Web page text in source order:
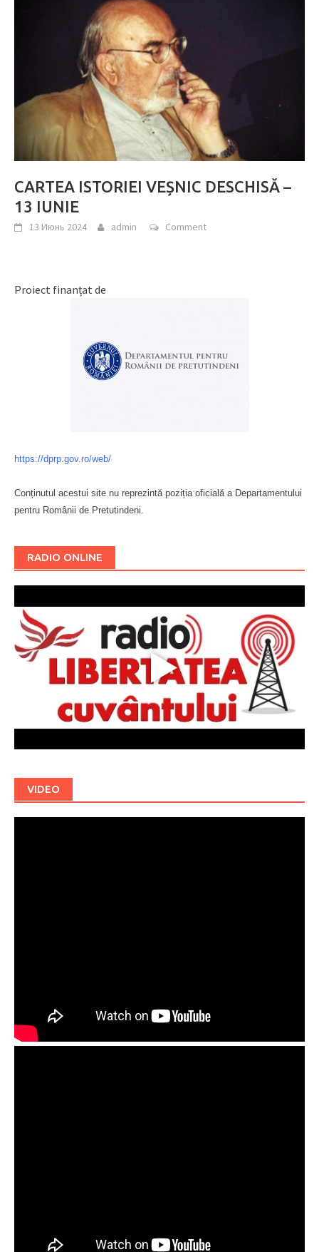
CARTEA ISTORIEI VEȘNIC DESCHISĂ –
13 IUNIE
13 Июнь 2024 admin Comment
Proiect finanțat de
https://dprp.gov.ro/web/
Conținutul acestui site nu reprezintă poziția oficială a Departamentului
pentru Românii de Pretutindeni.
RADIO ONLINE
VIDEO